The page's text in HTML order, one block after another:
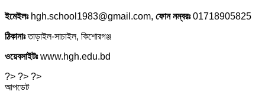
ইমেইলঃhgh.school1983@gmail.com, ফোন নম্বরঃ01718905825
ঠিকানাঃতাড়াইল-সাচাইল, কিশোরগঞ্জ
ওয়েবসাইটঃwww.hgh.edu.bd
?> ?> ?>
আপডেট